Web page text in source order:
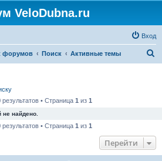
VeloDubna.ru
Вход
форумов Поиск Активные темы
• Страница 1 из 1
найдено.
• Страница 1 из 1
Перейти